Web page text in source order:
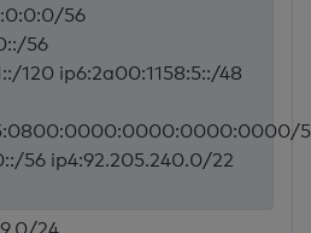
56
56
120 ip6:2a00:1158:5::/48
56 ip4:92.205.240.0/22